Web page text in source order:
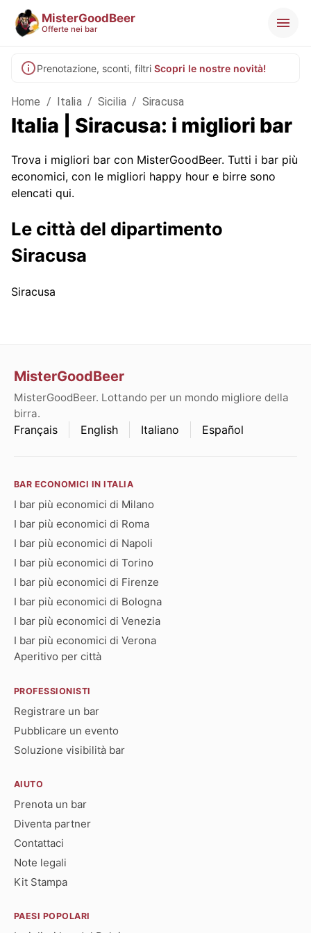
MisterGoodBeer
Offerte nei bar
Prenotazione, sconti, filtri Scopri le nostre novità!
Home / Italia / Sicilia / Siracusa
Italia | Siracusa: i migliori bar
Trova i migliori bar con MisterGoodBeer. Tutti i bar più
economici, con le migliori happy hour e birre sono
elencati qui.
Le città del dipartimento
Siracusa
Siracusa
MisterGoodBeer
MisterGoodBeer. Lottando per un mondo migliore della
birra.
Français English Italiano Español
BAR ECONOMICI IN ITALIA
I bar più economici di Milano
I bar più economici di Roma
I bar più economici di Napoli
I bar più economici di Torino
I bar più economici di Firenze
I bar più economici di Bologna
I bar più economici di Venezia
I bar più economici di Verona
Aperitivo per città
PROFESSIONISTI
Registrare un bar
Pubblicare un evento
Soluzione visibilità bar
AIUTO
Prenota un bar
Diventa partner
Contattaci
Note legali
Kit Stampa
PAESI POPOLARI